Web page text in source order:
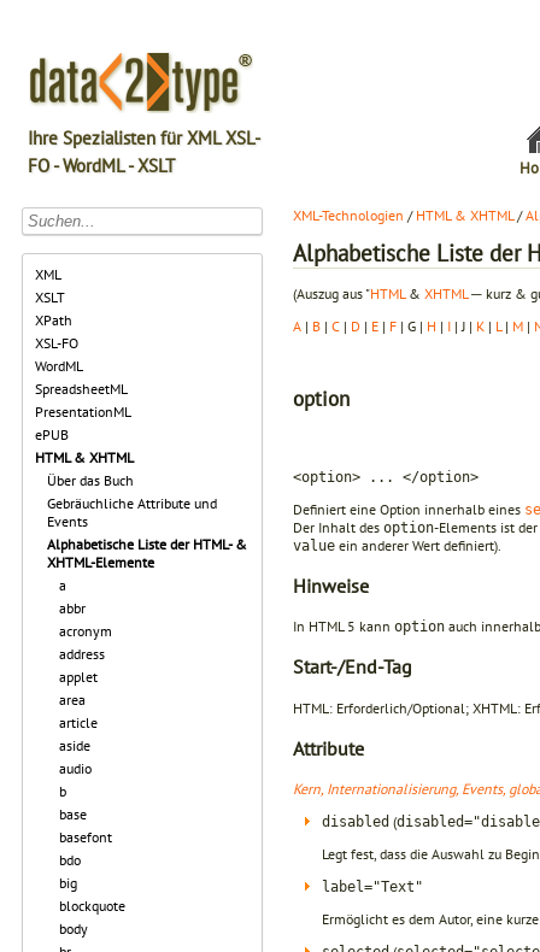
Ihre Spezialisten für XML XSL-
FO - WordML - XSLT
XML
XSLT
XPath
XSL-FO
WordML
SpreadsheetML
PresentationML
ePUB
HTML & XHTML
Über das Buch
Gebräuchliche Attribute und
Events
Alphabetische Liste der HTML- &
XHTML-Elemente
a
abbr
acronym
address
applet
area
article
aside
audio
b
base
basefont
bdo
big
blockquote
body
XML-Technologien / HTML & XHTML/
Alphabetische Liste der
(Auszug aus "HTML & XHTML ─ kurz &
A | B | C | D | E | F | G | H | I | J | K | L | M |
option
<option> ... </option>
Definiert eine Option innerhalb eines
Der Inhalt des option-Elements ist
value ein anderer Wert definiert).
Hinweise
In HTML 5 kann option auch
Start-/End-Tag
HTML: Erforderlich/Optional; XHTML:
Attribute
Kern, Internationalisierung, Events,
disabled (
Legt fest, dass die Auswahl zu
label="Text"
Ermöglicht es dem Autor, eine